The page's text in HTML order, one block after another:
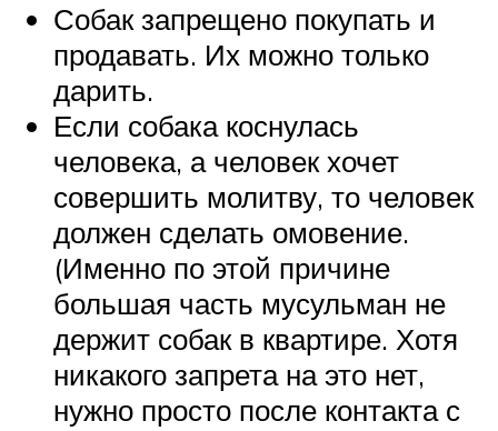
Собак запрещено покупать и
продавать. Их можно только
дарить.
Если собака коснулась
человека, а человек хочет
совершить молитву, то человек
должен сделать омовение.
(Именно по этой причине
большая часть мусульман не
держит собак в квартире. Хотя
никакого запрета на это нет,
нужно просто после контакта с